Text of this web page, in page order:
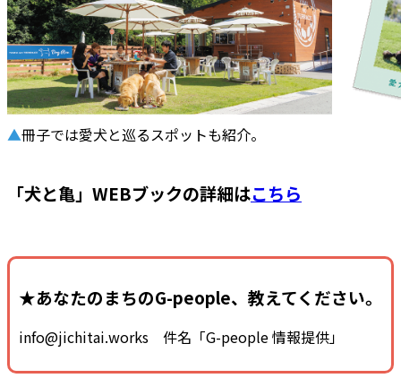
▲冊子では愛犬と巡るスポットも紹介。
「犬と亀」WEBブックの詳細はこちら
★あなたのまちのG-people、教えてください。
info@jichitai.works 件名「G-people 情報提供」